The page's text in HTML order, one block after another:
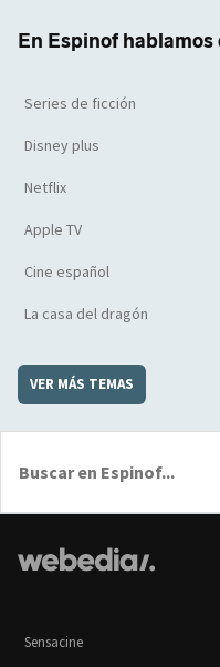
En Espinof hablamos
Series de ficción
Disney plus
Netflix
Apple TV
Cine español
La casa del dragón
VER MÁS TEMAS
Sensacine